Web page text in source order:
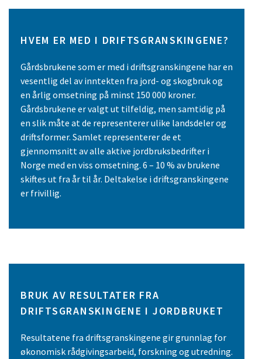
HVEM ER MED I DRIFTSGRANSKINGENE?
Gårdsbrukene som er med i driftsgranskingene har en
vesentlig del av inntekten fra jord- og skogbruk og
en årlig omsetning på minst 150 000 kroner.
Gårdsbrukene er valgt ut tilfeldig, men samtidig på
en slik måte at de representerer ulike landsdeler og
driftsformer. Samlet representerer de et
gjennomsnitt av alle aktive jordbruksbedrifter i
Norge med en viss omsetning. 6 – 10 % av brukene
skiftes ut fra år til år. Deltakelse i driftsgranskingene
er frivillig.
BRUK AV RESULTATER FRA
DRIFTSGRANSKINGENE I JORDBRUKET
Resultatene fra driftsgranskingene gir grunnlag for
økonomisk rådgivingsarbeid, forskning og utredning.